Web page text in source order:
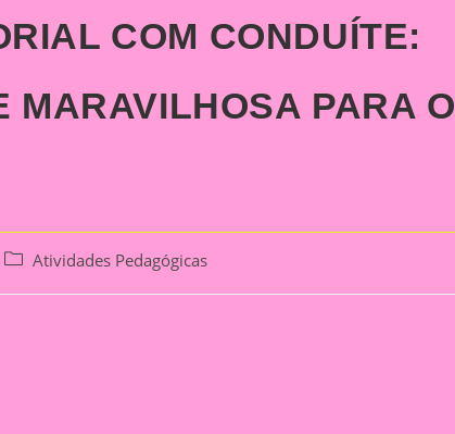
COM CONDUÍTE:
MARAVILHOSA PARA O
PostAtividades Pedagógicas